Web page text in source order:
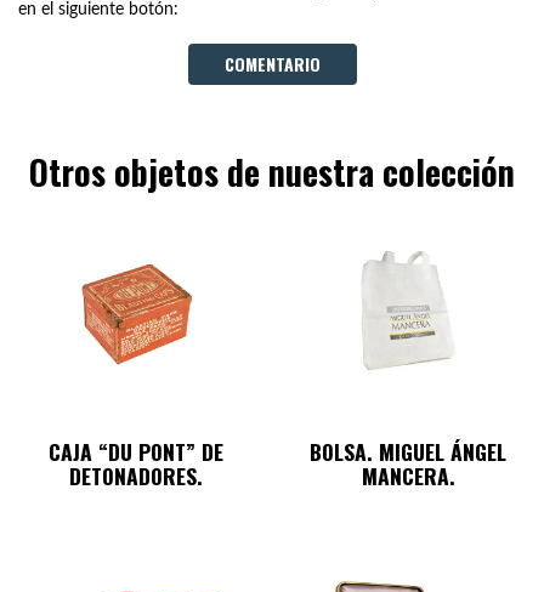
en el siguiente botón:
COMENTARIO
Otros objetos de nuestra colección
CAJA “DU PONT” DE
DETONADORES.
BOLSA. MIGUEL ÁNGEL
MANCERA.